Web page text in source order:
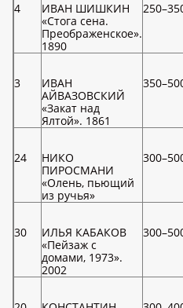
4
ИВАН ШИШКИН
«Стога сена.
Преображенское».
1890
3
ИВАН
АЙВАЗОВСКИЙ
«Закат над
Ялтой». 1861
24
НИКО
ПИРОСМАНИ
«Олень, пьющий
из ручья»
30
ИЛЬЯ КАБАКОВ
«Пейзаж с
домами, 1973».
2002